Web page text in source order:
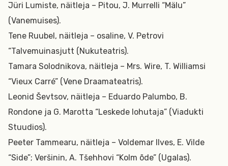
Jüri Lumiste, näitleja – Pitou, J. Murrelli “Mälu”
(Vanemuises).
Tene Ruubel, näitleja – osaline, V. Petrovi
“Talvemuinasjutt (Nukuteatris).
Tamara Solodnikova, näitleja – Mrs. Wire, T. Williamsi
“Vieux Carré” (Vene Draamateatris).
Leonid Ševtsov, näitleja – Eduardo Palumbo, B.
Rondone ja G. Marotta “Leskede lohutaja” (Viadukti
Stuudios).
Peeter Tammearu, näitleja – Voldemar Ilves, E. Vilde
“Side”; Veršinin, A. Tšehhovi “Kolm õde” (Ugalas).